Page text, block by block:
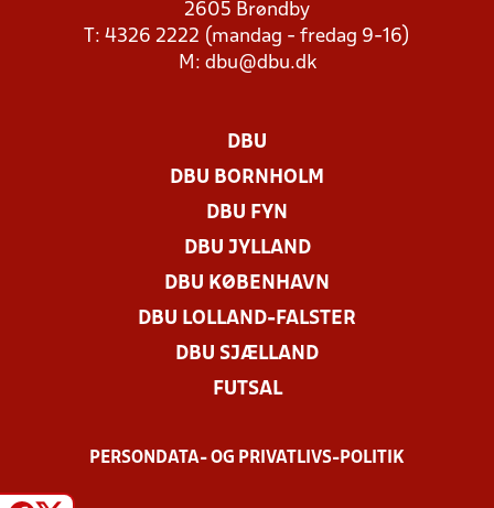
2605 Brøndby
T: 4326 2222 (mandag - fredag 9-16)
M: dbu@dbu.dk
DBU
DBU BORNHOLM
DBU FYN
DBU JYLLAND
DBU KØBENHAVN
DBU LOLLAND-FALSTER
DBU SJÆLLAND
FUTSAL
PERSONDATA- OG PRIVATLIVS-POLITIK